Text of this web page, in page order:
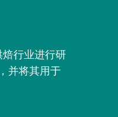
行业进行研
并将其用于